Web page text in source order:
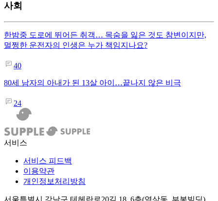
사회
한밤중 도로에 뛰어든 취객… 목숨을 잃은 것도 참변이지만,
멀쩡한 운전자의 인생은 누가 책임지나요?
40
80세 남자의 아내가 된 13살 아이…끝나지 않은 비극
24
서비스
서비스 피드백
이용약관
개인정보처리방침
서울특별시 강남구 테헤란로20길 18, 6층(역삼동, 부봉빌딩)